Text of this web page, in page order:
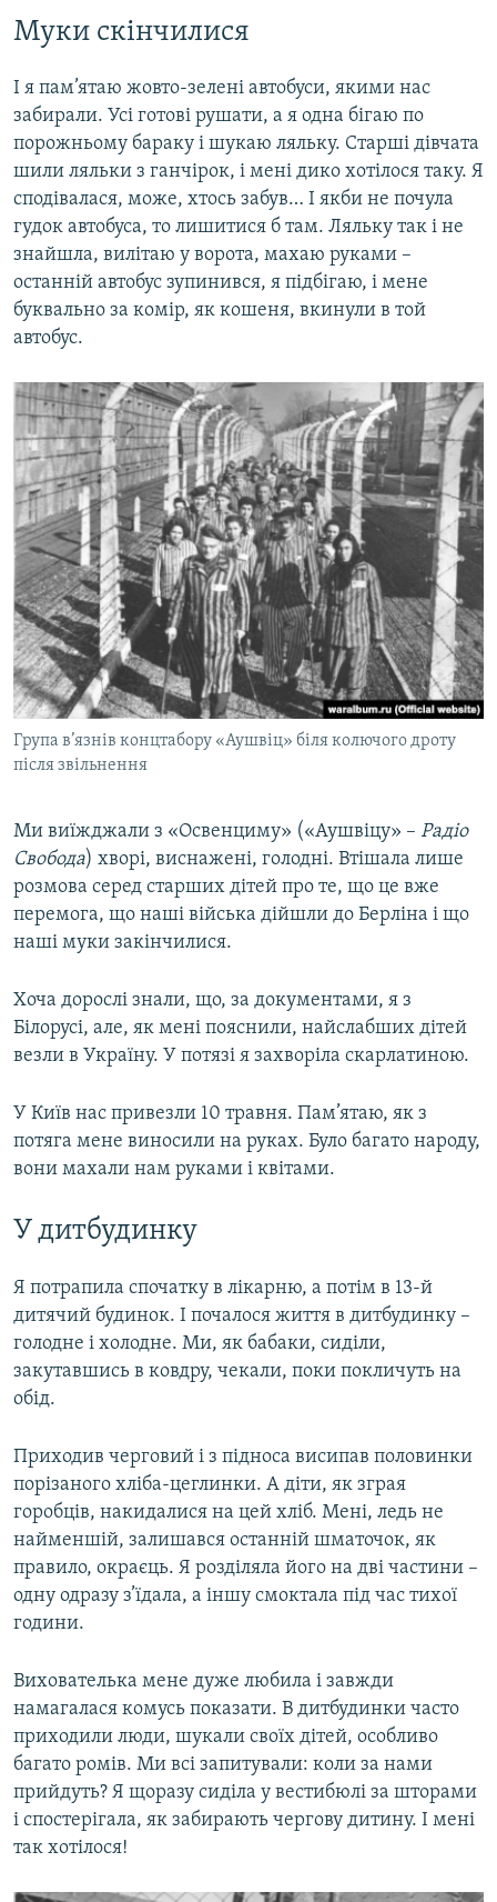
Муки скінчилися
І я пам’ятаю жовто-зелені автобуси, якими нас
забирали. Усі готові рушати, а я одна бігаю по
порожньому бараку і шукаю ляльку. Старші дівчата
шили ляльки з ганчірок, і мені дико хотілося таку. Я
сподівалася, може, хтось забув… І якби не почула
гудок автобуса, то лишитися б там. Ляльку так і не
знайшла, вилітаю у ворота, махаю руками –
останній автобус зупинився, я підбігаю, і мене
буквально за комір, як кошеня, вкинули в той
автобус.
Група в’язнів концтабору «Аушвіц» біля колючого дроту
після звільнення
Ми виїжджали з «Освенциму» («Аушвіцу» – Радіо
Свобода) хворі, виснажені, голодні. Втішала лише
розмова серед старших дітей про те, що це вже
перемога, що наші війська дійшли до Берліна і що
наші муки закінчилися.
Хоча дорослі знали, що, за документами, я з
Білорусі, але, як мені пояснили, найслабших дітей
везли в Україну. У потязі я захворіла скарлатиною.
У Київ нас привезли 10 травня. Пам’ятаю, як з
потяга мене виносили на руках. Було багато народу,
вони махали нам руками і квітами.
У дитбудинку
Я потрапила спочатку в лікарню, а потім в 13-й
дитячий будинок. І почалося життя в дитбудинку –
голодне і холодне. Ми, як бабаки, сиділи,
закутавшись в ковдру, чекали, поки покличуть на
обід.
Приходив черговий і з підноса висипав половинки
порізаного хліба-цеглинки. А діти, як зграя
горобців, накидалися на цей хліб. Мені, ледь не
найменшій, залишався останній шматочок, як
правило, окраєць. Я розділяла його на дві частини –
одну одразу з’їдала, а іншу смоктала під час тихої
години.
Вихователька мене дуже любила і завжди
намагалася комусь показати. В дитбудинки часто
приходили люди, шукали своїх дітей, особливо
багато ромів. Ми всі запитували: коли за нами
прийдуть? Я щоразу сиділа у вестибюлі за шторами
і спостерігала, як забирають чергову дитину. І мені
так хотілося!